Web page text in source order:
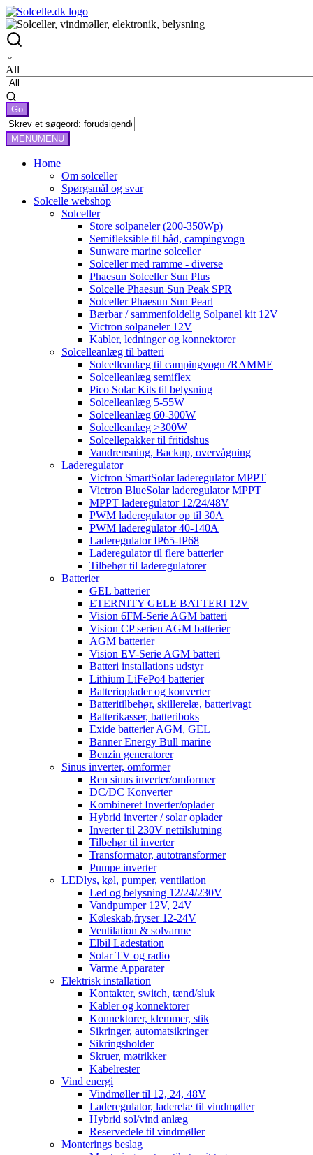
All
MENUMENU
Home
Om solceller
Spørgsmål og svar
Solcelle webshop
Solceller
Store solpaneler (200-350Wp)
Semifleksible til båd, campingvogn
Sunware marine solceller
Solceller med ramme - diverse
Phaesun Solceller Sun Plus
Solcelle Phaesun Sun Peak SPR
Solceller Phaesun Sun Pearl
Bærbar / sammenfoldelig Solpanel kit 12V
Victron solpaneler 12V
Kabler, ledninger og konnektorer
Solcelleanlæg til batteri
Solcelleanlæg til campingvogn /RAMME
Solcelleanlæg semiflex
Pico Solar Kits til belysning
Solcelleanlæg 5-55W
Solcelleanlæg 60-300W
Solcelleanlæg >300W
Solcellepakker til fritidshus
Vandrensning, Backup, overvågning
Laderegulator
Victron SmartSolar laderegulator MPPT
Victron BlueSolar laderegulator MPPT
MPPT laderegulator 12/24/48V
PWM laderegulator op til 30A
PWM laderegulator 40-140A
Laderegulator IP65-IP68
Laderegulator til flere batterier
Tilbehør til laderegulatorer
Batterier
GEL batterier
ETERNITY GELE BATTERI 12V
Vision 6FM-Serie AGM batteri
Vision CP serien AGM batterier
AGM batterier
Vision EV-Serie AGM batteri
Batteri installations udstyr
Lithium LiFePo4 batterier
Batterioplader og konverter
Batteritilbehør, skillerelæ, batterivagt
Batterikasser, batteriboks
Exide batterier AGM, GEL
Banner Energy Bull marine
Benzin generatorer
Sinus inverter, omformer
Ren sinus inverter/omformer
DC/DC Konverter
Kombineret Inverter/oplader
Hybrid inverter / solar oplader
Inverter til 230V nettilslutning
Tilbehør til inverter
Transformator, autotransformer
Pumpe inverter
LEDlys, køl, pumper, ventilation
Led og belysning 12/24/230V
Vandpumper 12V, 24V
Køleskab,fryser 12-24V
Ventilation & solvarme
Elbil Ladestation
Solar TV og radio
Varme Apparater
Elektrisk installation
Kontakter, switch, tænd/sluk
Kabler og konnektorer
Konnektorer, klemmer, stik
Sikringer, automatsikringer
Sikringsholder
Skruer, møtrikker
Kabelrester
Vind energi
Vindmøller til 12, 24, 48V
Laderegulator, laderelæ til vindmøller
Hybrid sol/vind anlæg
Reservedele til vindmøller
Monterings beslag